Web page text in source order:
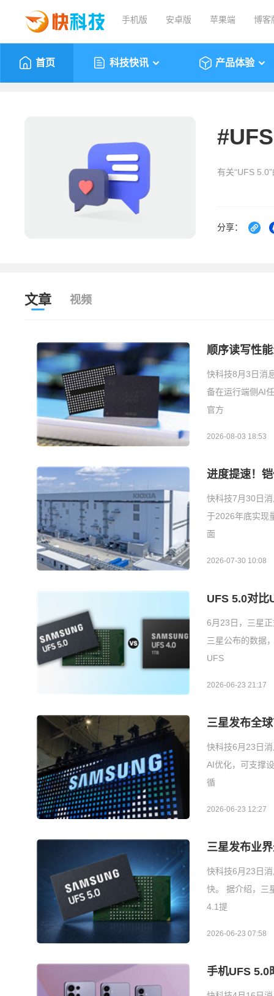
手机版 安卓版 苹果端 博客
首页 科技快讯 产品体验
#
有关“UFS
分享：
文章 视频
顺序读写性
快科技8月3日消
备在运行端侧AI
官方
2026-08-03 18:53
进度提速！
快科技7月30日
于2026年底实现
面
2026-07-30 10:08
UFS 5.0对比
6月23日，三星
三星公布的数据
UFS
2026-06-23 21:17
三星发布全
快科技6月23日
AI优化，可支撑
循
2026-06-23 12:27
三星发布业
快科技6月23日
快。 据介绍，三
4.1提
2026-06-23 07:58
手机UFS 5.0